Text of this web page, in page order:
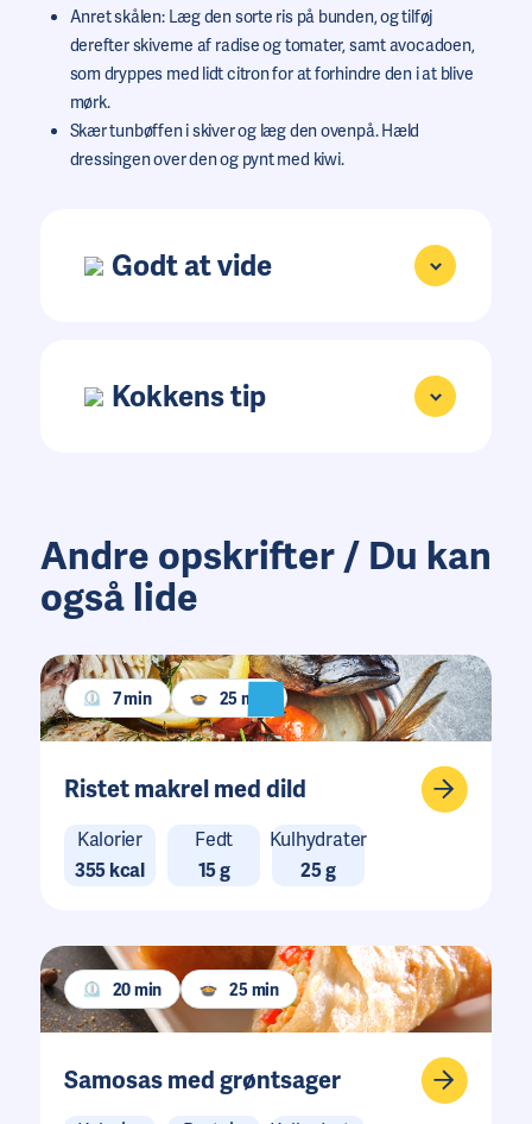
Anret skålen: Læg den sorte ris på bunden, og tilføj
derefter skiverne af radise og tomater, samt avocadoen,
som dryppes med lidt citron for at forhindre den i at blive
mørk.
Skær tunbøffen i skiver og læg den ovenpå. Hæld
dressingen over den og pynt med kiwi.
Godt at vide
Kokkens tip
Andre opskrifter / Du kan
også lide
7 min 25 min
Ristet makrel med dild
Kalorier
355 kcal
Fedt
15 g
Kulhydrater
25 g
20 min 25 min
Samosas med grøntsager